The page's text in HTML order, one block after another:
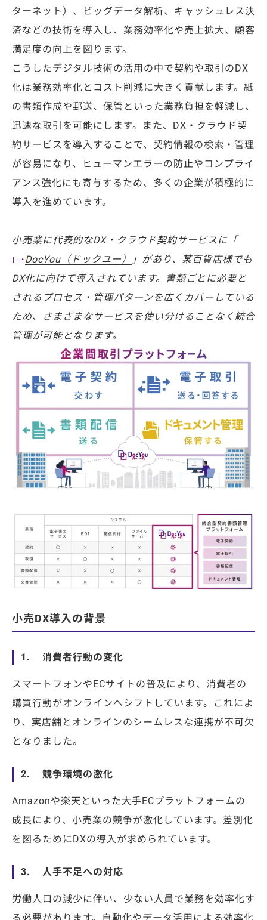
ターネット）、ビッグデータ解析、キャッシュレス決
済などの技術を導入し、業務効率化や売上拡大、顧客
満足度の向上を図ります。
こうしたデジタル技術の活用の中で契約や取引のDX
化は業務効率化とコスト削減に大きく貢献します。紙
の書類作成や郵送、保管といった業務負担を軽減し、
迅速な取引を可能にします。また、 DX ・クラウド契
約サービスを導入することで、契約情報の検索・管理
が容易になり、ヒューマンエラーの防止やコンプライ
アンス強化にも寄与するため、多くの企業が積極的に
導入を進めています。
小売業に代表的なDX・クラウド契約サービスに「
DocYou（ドックユー）
」があり、某百貨店様でも
DX化に向けて導入されています。書類ごとに必要と
されるプロセス・管理パターンを広くカバーしている
ため、さまざまなサービスを使い分けることなく統合
管理が可能となります。
小売DX導入の背景
1. 消費者行動の変化
スマートフォンやECサイトの普及により、消費者の
購買行動がオンラインへシフトしています。これによ
り、実店舗とオンラインのシームレスな連携が不可欠
となりました。
2. 競争環境の激化
Amazonや楽天といった大手ECプラットフォームの
成長により、小売業の競争が激化しています。差別化
を図るためにDXの導入が求められています。
3. 人手不足への対応
労働人口の減少に伴い、少ない人員で業務を効率化す